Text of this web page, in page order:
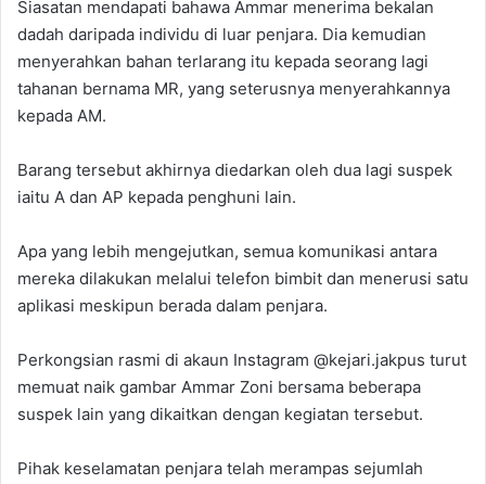
Siasatan mendapati bahawa Ammar menerima bekalan
dadah daripada individu di luar penjara. Dia kemudian
menyerahkan bahan terlarang itu kepada seorang lagi
tahanan bernama MR, yang seterusnya menyerahkannya
kepada AM.
Barang tersebut akhirnya diedarkan oleh dua lagi suspek
iaitu A dan AP kepada penghuni lain.
Apa yang lebih mengejutkan, semua komunikasi antara
mereka dilakukan melalui telefon bimbit dan menerusi satu
aplikasi meskipun berada dalam penjara.
Perkongsian rasmi di akaun Instagram @kejari.jakpus turut
memuat naik gambar Ammar Zoni bersama beberapa
suspek lain yang dikaitkan dengan kegiatan tersebut.
Pihak keselamatan penjara telah merampas sejumlah